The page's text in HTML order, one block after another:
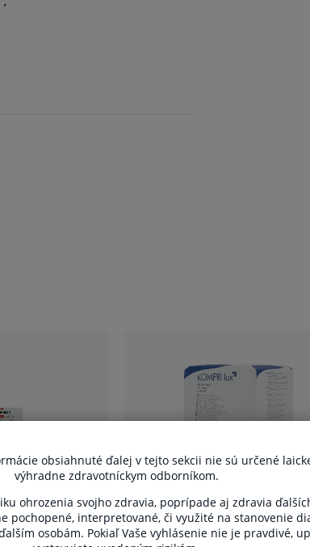
znečistených,
operatívnych zákrokoch v
obsiahnuté ďalej v tejto sekcii nie sú určené
výhradne zdravotníckym odborníkom.
ohrozenia svojho zdravia, poprípade aj zdravia
pochopené, interpretované, či využité na stanovenie
osobám. Pokiaľ Vaše vyhlásenie nie je pravdivé,